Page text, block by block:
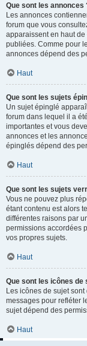
Que sont les annonces
Les annonces
forum que vous
apparaissent en haut
publiées. Comme pour
annonces dépend des
Haut
Que sont les sujets
Un sujet épinglé
forum dans lequel il a
importantes et vous
annonces et les
épinglés dépend des
Haut
Que sont les sujets
Vous ne pouvez plus
étant contenu est alors
différentes raisons par
permissions accordées
vos propres sujets.
Haut
Que sont les icônes de
Les icônes de sujet
messages pour refléter
sujet dépend des
Haut